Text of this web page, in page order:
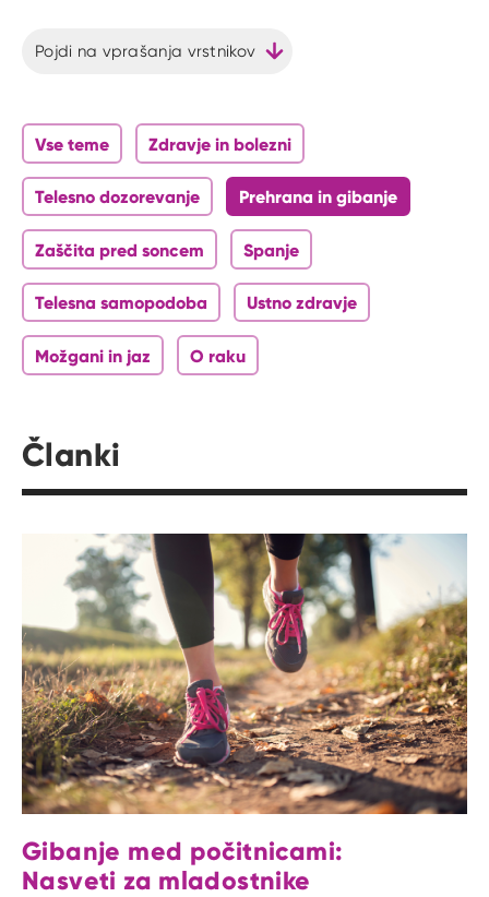
Pojdi na vprašanja vrstnikov
Vse teme Zdravje in bolezni
Telesno dozorevanje Prehrana in gibanje
Zaščita pred soncem Spanje
Telesna samopodoba Ustno zdravje
Možgani in jaz O raku
Članki
Gibanje med počitnicami:
Nasveti za mladostnike